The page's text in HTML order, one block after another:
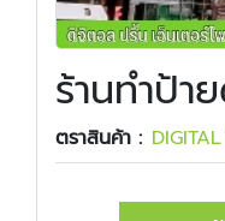
ร้านทำป้า
ตราสินค้า :